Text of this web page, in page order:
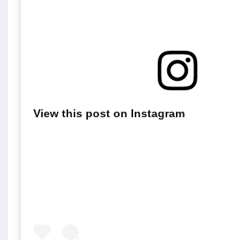
View this post on Instagram